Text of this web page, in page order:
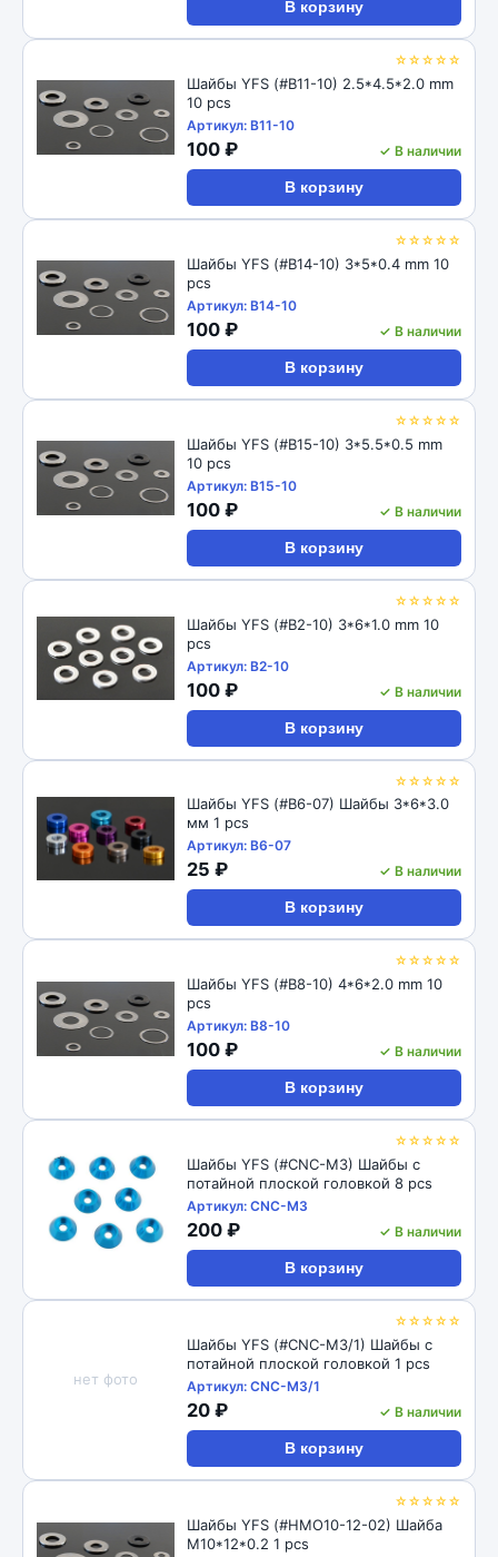
В корзину
☆☆☆☆☆
Шайбы YFS (#B11-10) 2.5*4.5*2.0 mm
10 pcs
Артикул: B11-10
100 ₽ ✓ В наличии
В корзину
☆☆☆☆☆
Шайбы YFS (#B14-10) 3*5*0.4 mm 10
pcs
Артикул: B14-10
100 ₽ ✓ В наличии
В корзину
☆☆☆☆☆
Шайбы YFS (#B15-10) 3*5.5*0.5 mm
10 pcs
Артикул: B15-10
100 ₽ ✓ В наличии
В корзину
☆☆☆☆☆
Шайбы YFS (#B2-10) 3*6*1.0 mm 10
pcs
Артикул: B2-10
100 ₽ ✓ В наличии
В корзину
☆☆☆☆☆
Шайбы YFS (#B6-07) Шайбы 3*6*3.0
мм 1 pcs
Артикул: B6-07
25 ₽ ✓ В наличии
В корзину
☆☆☆☆☆
Шайбы YFS (#B8-10) 4*6*2.0 mm 10
pcs
Артикул: B8-10
100 ₽ ✓ В наличии
В корзину
☆☆☆☆☆
Шайбы YFS (#CNC-M3) Шайбы с
потайной плоской головкой 8 pcs
Артикул: CNC-M3
200 ₽ ✓ В наличии
В корзину
☆☆☆☆☆
нет фото
Шайбы YFS (#CNC-M3/1) Шайбы с
потайной плоской головкой 1 pcs
Артикул: CNC-M3/1
20 ₽ ✓ В наличии
В корзину
☆☆☆☆☆
Шайбы YFS (#HMO10-12-02) Шайба
М10*12*0.2 1 pcs